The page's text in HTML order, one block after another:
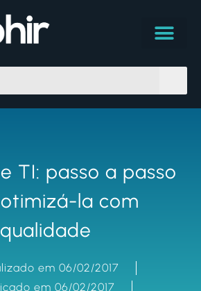
TI: passo a passo
la com
qualidade
em 06/02/2017
em 06/02/2017